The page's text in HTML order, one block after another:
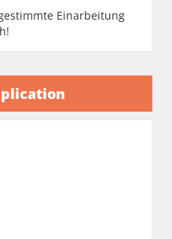
Einarbeitung